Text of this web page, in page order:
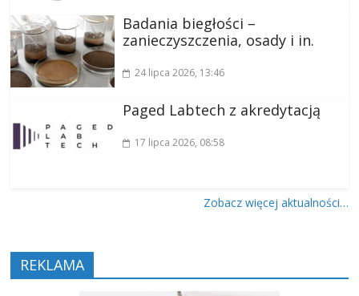
Badania biegłości –
zanieczyszczenia, osady i in.
24 lipca 2026, 13:46
Paged Labtech z akredytacją
17 lipca 2026, 08:58
Zobacz więcej aktualności…
REKLAMA